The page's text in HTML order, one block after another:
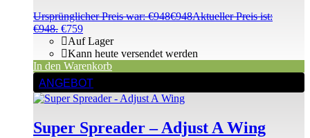
Ursprünglicher Preis war: €948€948Aktueller Preis ist:
€948. €759
Auf Lager
Kann heute versendet werden
In den Warenkorb
ANGEBOT
Super Spreader – Adjust A Wing